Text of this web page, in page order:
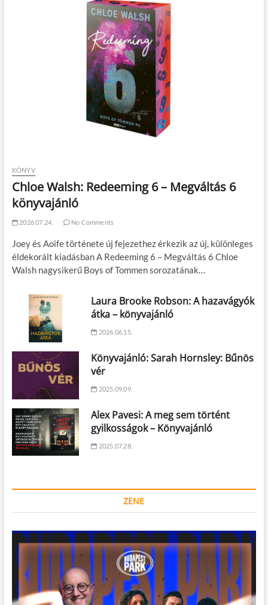
KÖNYV
Chloe Walsh: Redeeming 6 – Megváltás 6
könyvajánló
2026.07.24. No Comments
Joey és Aoife története új fejezethez érkezik az új, különleges
éldekorált kiadásban A Redeeming 6 – Megváltás 6 Chloe
Walsh nagysikerű Boys of Tommen sorozatának…
Laura Brooke Robson: A hazavágyók
átka – könyvajánló
2026.06.15.
Könyvajánló: Sarah Hornsley: Bűnös
vér
2025.09.09.
Alex Pavesi: A meg sem történt
gyilkosságok – Könyvajánló
2025.07.28.
ZENE